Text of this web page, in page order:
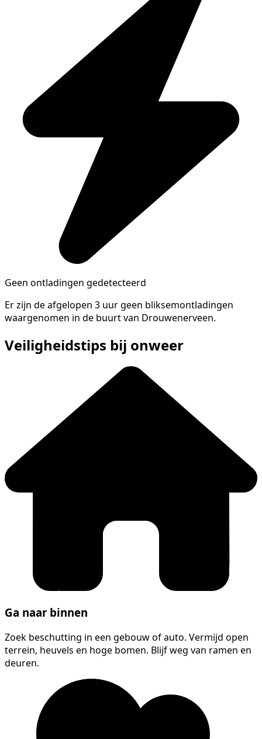
Geen ontladingen gedetecteerd
Er zijn de afgelopen 3 uur geen bliksemontladingen
waargenomen in de buurt van Drouwenerveen.
Veiligheidstips bij onweer
Ga naar binnen
Zoek beschutting in een gebouw of auto. Vermijd open
terrein, heuvels en hoge bomen. Blijf weg van ramen en
deuren.